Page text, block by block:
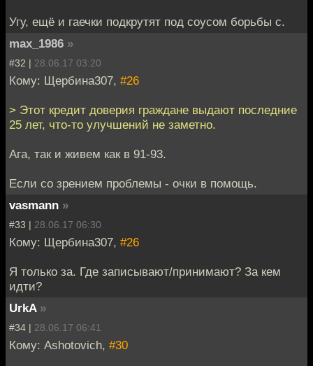
Угу, ещё и гаечки подкрутят под соусом борьбы с.
max_1986 »
#32 | 28.06.17 03:20
Кому: Щербина307, #26
> Этот кредит доверия граждане выдают последние
25 лет, что-то улучшений не заметно.
Ага, так и живем как в 91-93.
Если со зрением проблемы - очки в помощь.
vasmann »
#33 | 28.06.17 06:30
Кому: Щербина307, #26
Я только за. Где записывают/принимают? За кем
идти?
UrkA »
#34 | 28.06.17 06:41
Кому: Ashotovich, #30